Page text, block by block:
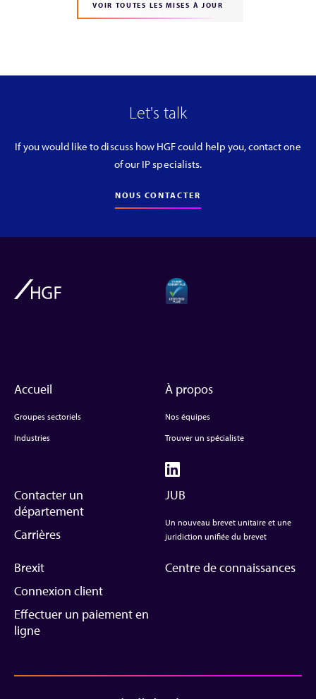
VOIR TOUTES LES MISES À JOUR
Let's talk
If you would like to discuss how HGF could help you, contact one
of our IP specialists.
NOUS CONTACTER
Accueil
Groupes sectoriels
Industries
À propos
Nos équipes
Trouver un spécialiste
Contacter un
département
Carrières
JUB
Un nouveau brevet unitaire et une
juridiction unifiée du brevet
Brexit
Connexion client
Effectuer un paiement en
ligne
Centre de connaissances